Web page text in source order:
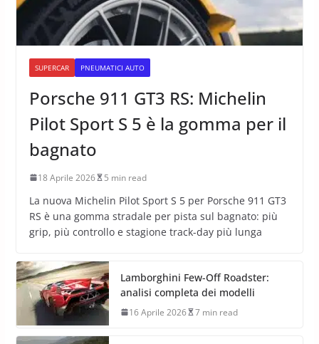
SUPERCAR PNEUMATICI AUTO
Porsche 911 GT3 RS: Michelin
Pilot Sport S 5 è la gomma per il
bagnato
18 Aprile 2026 5 min read
La nuova Michelin Pilot Sport S 5 per Porsche 911 GT3
RS è una gomma stradale per pista sul bagnato: più
grip, più controllo e stagione track-day più lunga
Lamborghini Few-Off Roadster:
analisi completa dei modelli
16 Aprile 2026 7 min read